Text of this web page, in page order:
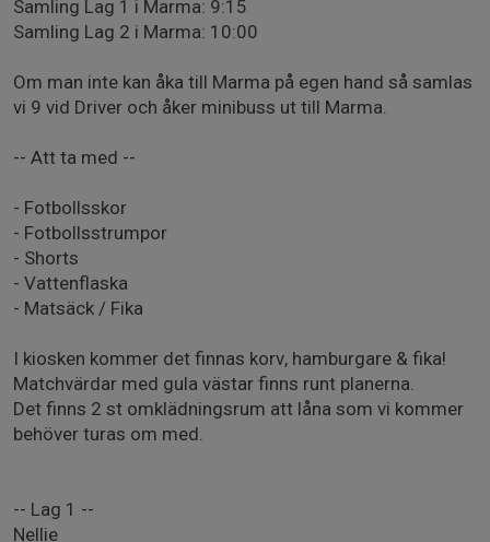
Samling Lag 1 i Marma: 9:15
Samling Lag 2 i Marma: 10:00
Om man inte kan åka till Marma på egen hand så samlas
vi 9 vid Driver och åker minibuss ut till Marma.
-- Att ta med --
- Fotbollsskor
- Fotbollsstrumpor
- Shorts
- Vattenflaska
- Matsäck / Fika
I kiosken kommer det finnas korv, hamburgare & fika!
Matchvärdar med gula västar finns runt planerna.
Det finns 2 st omklädningsrum att låna som vi kommer
behöver turas om med.
-- Lag 1 --
Nellie